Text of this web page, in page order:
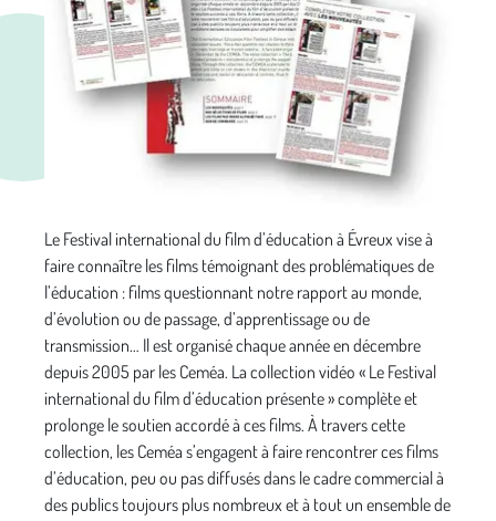
Le Festival international du film d’éducation à Évreux vise à
faire connaître les films témoignant des problématiques de
l’éducation : films questionnant notre rapport au monde,
d’évolution ou de passage, d’apprentissage ou de
transmission… Il est organisé chaque année en décembre
depuis 2005 par les Ceméa. La collection vidéo « Le Festival
international du film d’éducation présente » complète et
prolonge le soutien accordé à ces films. À travers cette
collection, les Ceméa s’engagent à faire rencontrer ces films
d’éducation, peu ou pas diffusés dans le cadre commercial à
des publics toujours plus nombreux et à tout un ensemble de